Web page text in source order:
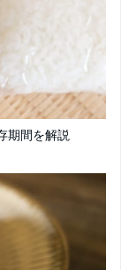
期間を解説